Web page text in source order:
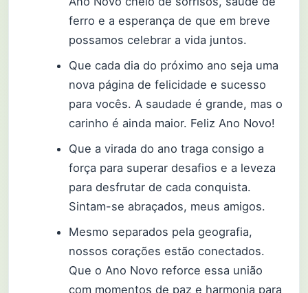
ferro e a esperança de que em breve
possamos celebrar a vida juntos.
Que cada dia do próximo ano seja uma
nova página de felicidade e sucesso
para vocês. A saudade é grande, mas o
carinho é ainda maior. Feliz Ano Novo!
Que a virada do ano traga consigo a
força para superar desafios e a leveza
para desfrutar de cada conquista.
Sintam-se abraçados, meus amigos.
Mesmo separados pela geografia,
nossos corações estão conectados.
Que o Ano Novo reforce essa união
com momentos de paz e harmonia para